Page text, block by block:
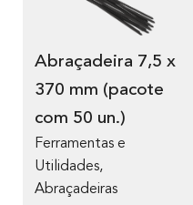
Abraçadeira 7,5 x
370 mm (pacote
com 50 un.)
Ferramentas e
Utilidades,
Abraçadeiras